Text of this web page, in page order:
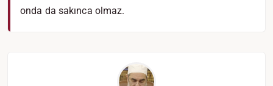
onda da sakınca olmaz.